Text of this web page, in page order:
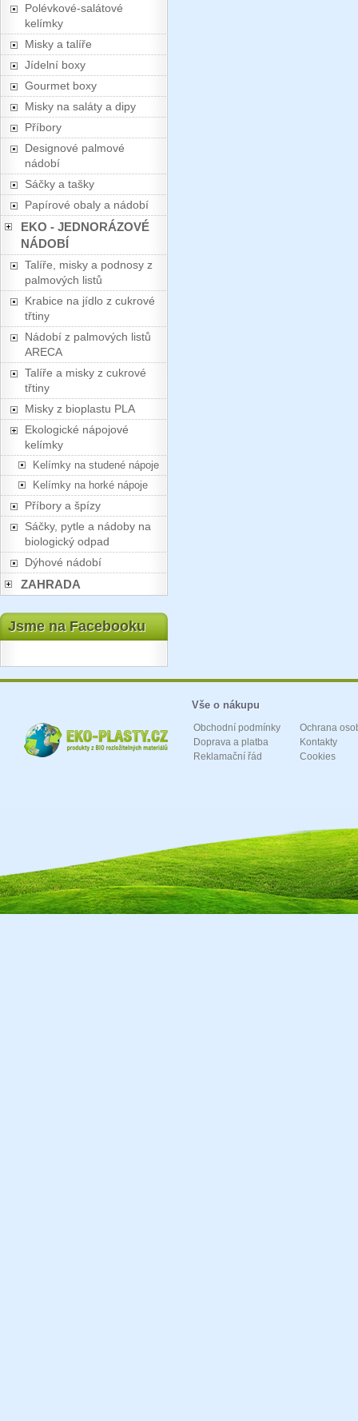
Polévkové-salátové
kelímky
Misky a talíře
Jídelní boxy
Gourmet boxy
Misky na saláty a dipy
Příbory
Designové palmové
nádobí
Sáčky a tašky
Papírové obaly a nádobí
EKO - JEDNORÁZOVÉ
NÁDOBÍ
Talíře, misky a podnosy z
palmových listů
Krabice na jídlo z cukrové
třtiny
Nádobí z palmových listů
ARECA
Talíře a misky z cukrové
třtiny
Misky z bioplastu PLA
Ekologické nápojové
kelímky
Kelímky na studené nápoje
Kelímky na horké nápoje
Příbory a špízy
Sáčky, pytle a nádoby na
biologický odpad
Dýhové nádobí
ZAHRADA
Jsme na Facebooku
Vše o nákupu
Obchodní podmínky
Doprava a platba
Reklamační řád
Ochrana
Kontakty
Cookies